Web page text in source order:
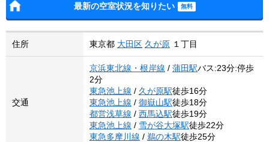
最新の空室状況を知りたい
住所 東京都 大田区 久が原 １丁目
交通
京浜東北線・根岸線 / 蒲田駅バス:23分:停歩
2分
東急池上線 / 久が原駅徒歩16分
東急池上線 / 御嶽山駅徒歩18分
都営浅草線 / 西馬込駅徒歩19分
東急池上線 / 雪が谷大塚駅徒歩22分
東急多摩川線 / 鵜の木駅徒歩25分